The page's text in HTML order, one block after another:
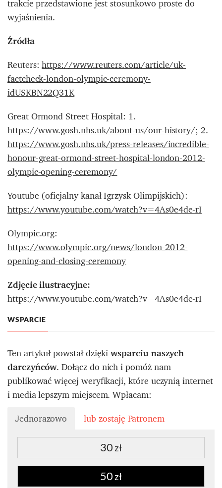
trakcie przedstawione jest stosunkowo proste do
wyjaśnienia.
Źródła
Reuters:https://www.reuters.com/article/uk-
factcheck-london-olympic-ceremony-
idUSKBN22Q31K
Great Ormond Street Hospital: 1.
https://www.gosh.nhs.uk/about-us/our-history/; 2.
https://www.gosh.nhs.uk/press-releases/incredible-
honour-great-ormond-street-hospital-london-2012-
olympic-opening-ceremony/
Youtube (oficjalny kanał Igrzysk Olimpijskich):
https://www.youtube.com/watch?v=4As0e4de-rI
Olympic.org:
https://www.olympic.org/news/london-2012-
opening-and-closing-ceremony
Zdjęcie ilustracyjne:
https://www.youtube.com/watch?v=4As0e4de-rI
WSPARCIE
Ten artykuł powstał dziękiwsparciu naszych
darczyńców. Dołącz do nich i pomóż nam
publikować więcej weryfikacji, które uczynią internet
i media lepszym miejscem. Wpłacam:
Jednorazowo
lub zostaję Patronem
30zł
50zł